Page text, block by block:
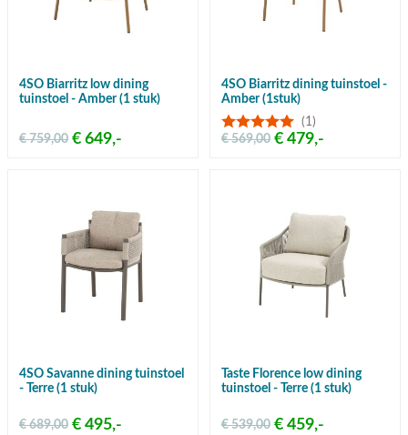
4SO Biarritz low dining
tuinstoel - Amber (1 stuk)
€ 649,-
€ 759,00
4SO Biarritz dining tuinstoel -
Amber (1stuk)
(1)
€ 479,-
€ 569,00
4SO Savanne dining tuinstoel
- Terre (1 stuk)
€ 495,-
€ 689,00
Taste Florence low dining
tuinstoel - Terre (1 stuk)
€ 459,-
€ 539,00